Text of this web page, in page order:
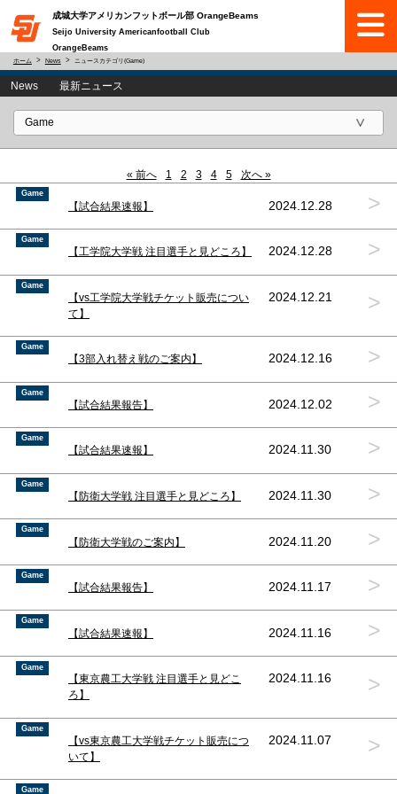
成城大学アメリカンフットボール部 OrangeBeams
Seijo University Americanfootball Club
OrangeBeams
ホーム News ニュースカテゴリ(Game)
News 最新ニュース
« 前へ 1 2 3 4 5 次へ »
Game
【試合結果速報】 2024.12.28 >
Game
【工学院大学戦 注目選手と見どころ】 2024.12.28 >
Game
【vs工学院大学戦チケット販売につい
て】
2024.12.21 >
Game
【3部入れ替え戦のご案内】 2024.12.16 >
Game
【試合結果報告】 2024.12.02 >
Game
【試合結果速報】 2024.11.30 >
Game
【防衛大学戦 注目選手と見どころ】 2024.11.30 >
Game
【防衛大学戦のご案内】 2024.11.20 >
Game
【試合結果報告】 2024.11.17 >
Game
【試合結果速報】 2024.11.16 >
Game
【東京農工大学戦 注目選手と見どこ
ろ】
2024.11.16 >
Game
【vs東京農工大学戦チケット販売につ
いて】
2024.11.07 >
Game